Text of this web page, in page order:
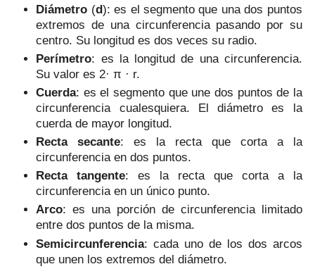
Diámetro (d): es el segmento que una dos puntos
extremos de una circunferencia pasando por su
centro. Su longitud es dos veces su radio.
Perímetro: es la longitud de una circunferencia.
Su valor es 2·π · r.
Cuerda: es el segmento que une dos puntos de la
circunferencia cualesquiera. El diámetro es la
cuerda de mayor longitud.
Recta secante: es la recta que corta a la
circunferencia en dos puntos.
Recta tangente: es la recta que corta a la
circunferencia en un único punto.
Arco: es una porción de circunferencia limitado
entre dos puntos de la misma.
Semicircunferencia: cada uno de los dos arcos
que unen los extremos del diámetro.